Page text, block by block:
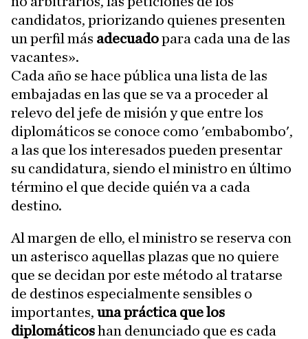
candidatos, priorizando quienes presenten
un perfil más adecuadopara cada una de las
vacantes».
Cada año se hace pública una lista de las
embajadas en las que se va a proceder al
relevo del jefe de misión y que entre los
diplomáticos se conoce como 'embabombo',
a las que los interesados pueden presentar
su candidatura, siendo el ministro en último
término el que decide quién va a cada
destino.
Al margen de ello, el ministro se reserva con
un asterisco aquellas plazas que no quiere
que se decidan por este método al tratarse
de destinos especialmente sensibles o
importantes, una práctica que los
diplomáticoshan denunciado que es cada